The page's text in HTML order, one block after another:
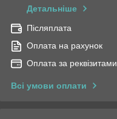
Детальніше
Післяплата
Оплата на рахунок
Оплата за реквізитами
Всі умови оплати